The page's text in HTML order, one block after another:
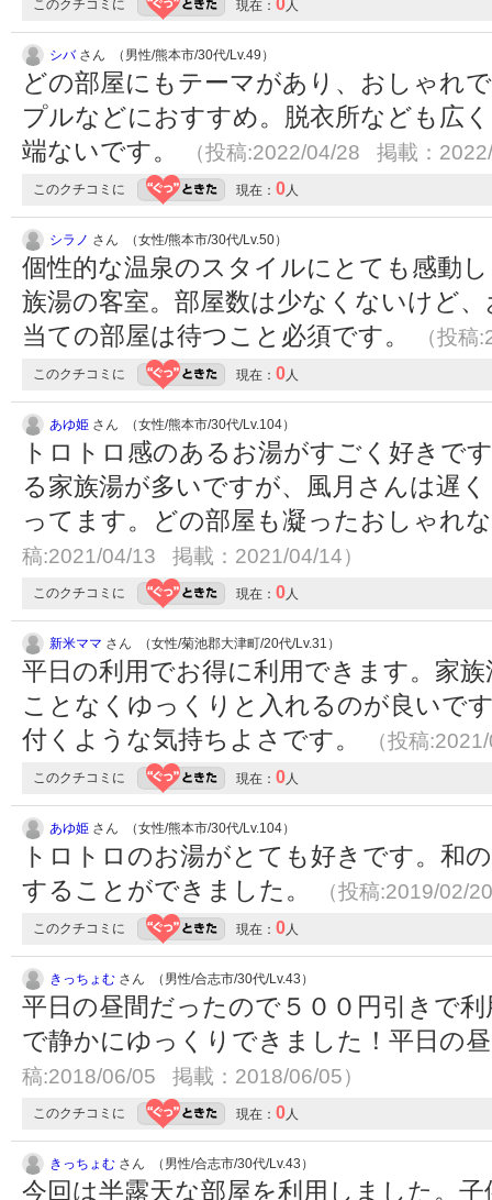
このクチコミに 現在： 0人
シバさん （男性/熊本市/30代/Lv.49）
どの部屋にもテーマがあり、おしゃれ
プルなどにおすすめ。脱衣所なども広
端ないです。
（投稿:2022/04/28 掲載：
このクチコミに 現在： 0人
シラノ さん （女性/熊本市/30代/Lv.50）
個性的な温泉のスタイルにとても感動
族湯の客室。部屋数は少なくないけど
当ての部屋は待つこと必須です。
（投
このクチコミに 現在： 0人
あゆ姫 さん （女性/熊本市/30代/Lv.104）
トロトロ感のあるお湯がすごく好きで
る家族湯が多いですが、風月さんは遅
ってます。どの部屋も凝ったおしゃれ
稿:2021/04/13 掲載：2021/04/14）
このクチコミに 現在： 0人
新米ママ さん （女性/菊池郡大津町/20代/Lv.31）
平日の利用でお得に利用できます。家
ことなくゆっくりと入れるのが良いで
付くような気持ちよさです。
（投稿
このクチコミに 現在： 0人
あゆ姫 さん （女性/熊本市/30代/Lv.104）
トロトロのお湯がとても好きです。和
することができました。
（投稿:2019/02/
このクチコミに 現在： 0人
きっちょむ さん （男性/合志市/30代/Lv.43）
平日の昼間だったので５００円引きで
で静かにゆっくりできました！平日の
稿:2018/06/05 掲載：2018/06/05）
このクチコミに 現在： 0人
きっちょむ さん （男性/合志市/30代/Lv.43）
今回は半露天な部屋を利用しました。